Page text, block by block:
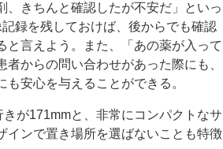
きちんと確認したが不安だ」といっ
録を残しておけば、後からでも確認
言えよう。また、「あの薬が入って
からの問い合わせがあった際にも、
安心を与えることができる。
が171mmと、非常にコンパクトなサ
インで置き場所を選ばないことも特徴